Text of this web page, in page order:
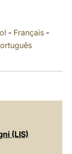
- Français-
(LIS)